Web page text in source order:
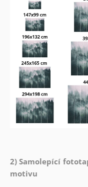
2) Samolepící
motivu